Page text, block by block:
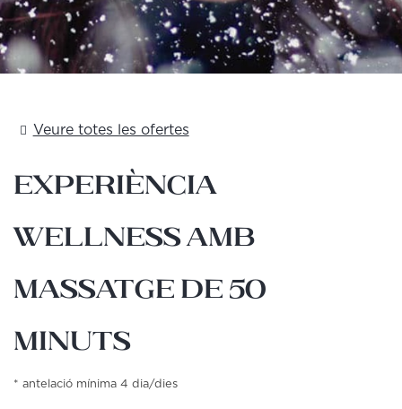
Veure totes les ofertes
Experiència
Wellness amb
massatge de 50
minuts
antelació mínima 4 dia/dies